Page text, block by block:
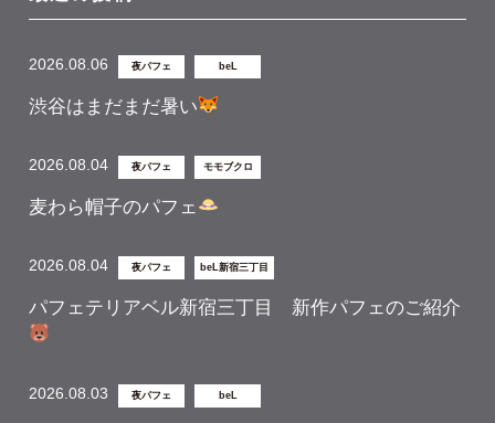
2026.08.06 夜パフェ beL
渋谷はまだまだ暑い
2026.08.04 夜パフェ モモブクロ
麦わら帽子のパフェ
2026.08.04 夜パフェ beL新宿三丁目
パフェテリアベル新宿三丁目 新作パフェのご紹介
2026.08.03 夜パフェ beL